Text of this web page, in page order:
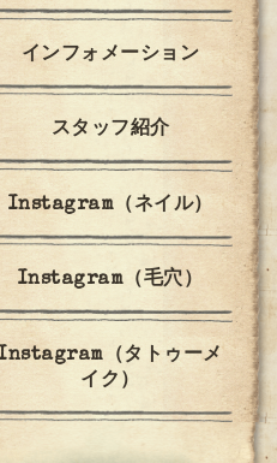
インフォメーション
スタッフ紹介
Instagram（ネイル）
Instagram（毛穴）
（タトゥーメ
イク）